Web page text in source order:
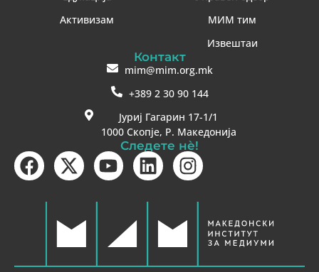
Активизам
МИМ тим
Извештаи
Контакт
mim@mim.org.mk
+389 2 30 90 144
Јуриј Гагарин 17-1/1
1000 Скопје, Р. Македонија
Следете нè!